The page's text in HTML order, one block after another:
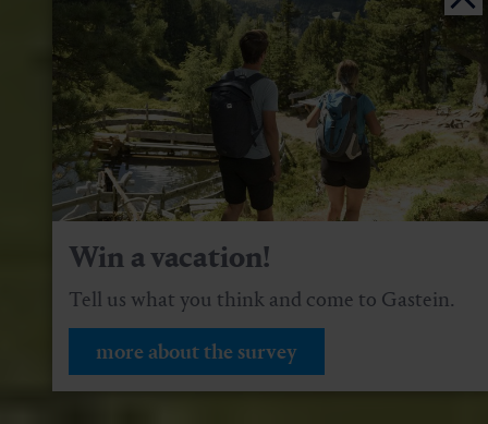
Win a vacation!
Tell us what you think and come to Gastein.
more about the survey